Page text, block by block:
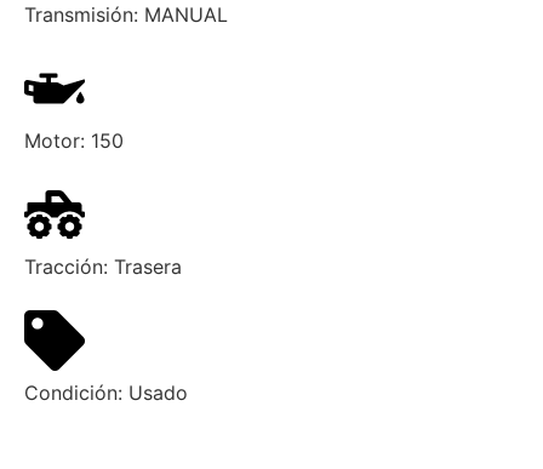
Transmisión: MANUAL
Motor: 150
Tracción: Trasera
Condición: Usado